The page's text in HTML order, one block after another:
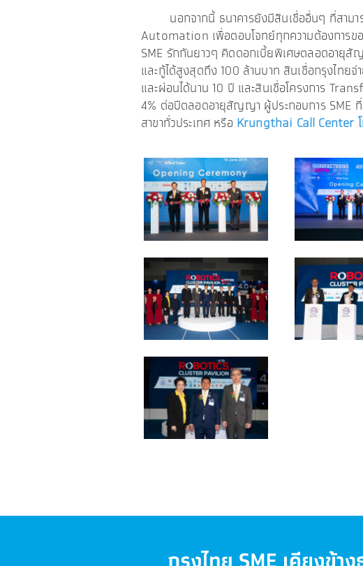
นอกจากนี้ ธนาคารยังมีสินเชื่ออื่นๆ ที่สามา
Automation เพื่อตอบโจทย์ทุกความต้องการข
SME รักกันยาวๆ คิดดอกเบี้ยพิเศษตลอดอายุ
และกู้ได้สูงสุดถึง 100 ล้านบาท สินเชื่อกรุงไทย
และผ่อนได้นาน 10 ปี และสินเชื่อโครงการ
4% ต่อปีตลอดอายุสัญญา ผู้ประกอบการ SME ที่
สาขาทั่วประเทศ หรือ Krungthai Call Center โ